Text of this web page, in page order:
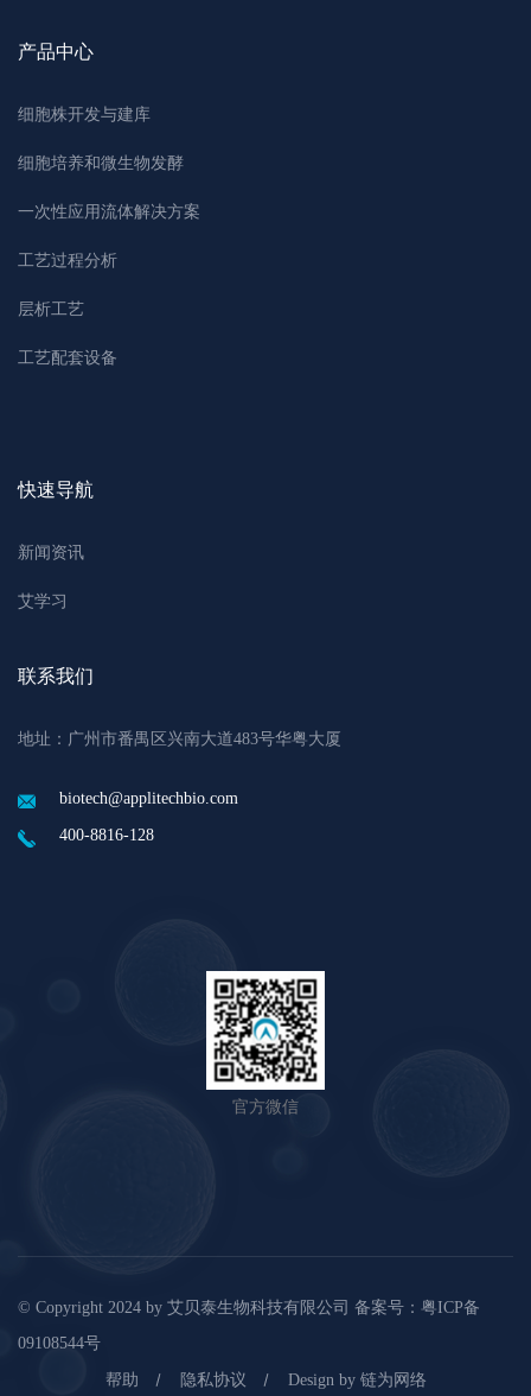
产品中心
细胞株开发与建库
细胞培养和微生物发酵
一次性应用流体解决方案
工艺过程分析
层析工艺
工艺配套设备
快速导航
新闻资讯
艾学习
联系我们
地址：广州市番禺区兴南大道483号华粤大厦
biotech@applitechbio.com
400-8816-128
官方微信
© Copyright 2024 by 艾贝泰生物科技有限公司 备案号： 粤ICP备
09108544号
帮助 隐私协议 Design by 链为网络